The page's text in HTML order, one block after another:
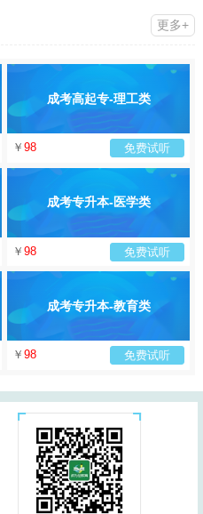
更多+
成考高起专-理工类
￥ 98 免费试听
成考专升本-医学类
￥ 98 免费试听
成考专升本-教育类
￥ 98 免费试听